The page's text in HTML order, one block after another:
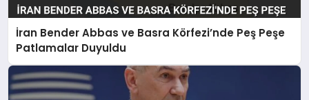
İran Bender Abbas ve Basra Körfezi’nde Peş Peşe
Patlamalar Duyuldu